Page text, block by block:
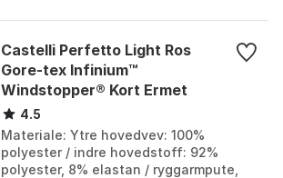
Castelli Perfetto Light Ros
Gore-tex Infinium™
Windstopper® Kort Ermet
Trøye
4.5
Materiale: Ytre hovedvev: 100%
polyester / indre hovedstoff: 92%
polyester, 8% elastan / ryggarmpute,